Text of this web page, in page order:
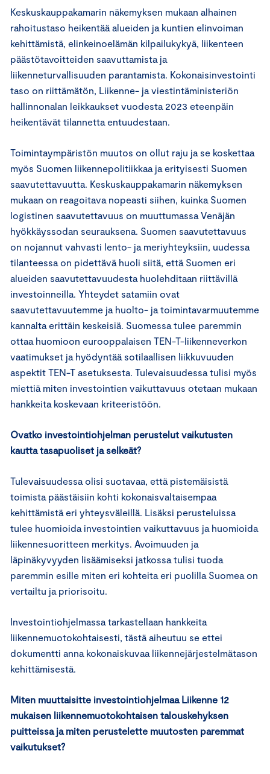
Keskuskauppakamarin näkemyksen mukaan alhainen
rahoitustaso heikentää alueiden ja kuntien elinvoiman
kehittämistä, elinkeinoelämän kilpailukykyä, liikenteen
päästötavoitteiden saavuttamista ja
liikenneturvallisuuden parantamista. Kokonaisinvestointi
taso on riittämätön, Liikenne- ja viestintäministeriön
hallinnonalan leikkaukset vuodesta 2023 eteenpäin
heikentävät tilannetta entuudestaan.
Toimintaympäristön muutos on ollut raju ja se koskettaa
myös Suomen liikennepolitiikkaa ja erityisesti Suomen
saavutettavuutta. Keskuskauppakamarin näkemyksen
mukaan on reagoitava nopeasti siihen, kuinka Suomen
logistinen saavutettavuus on muuttumassa Venäjän
hyökkäyssodan seurauksena. Suomen saavutettavuus
on nojannut vahvasti lento- ja meriyhteyksiin, uudessa
tilanteessa on pidettävä huoli siitä, että Suomen eri
alueiden saavutettavuudesta huolehditaan riittävillä
investoinneilla. Yhteydet satamiin ovat
saavutettavuutemme ja huolto- ja toimintavarmuutemme
kannalta erittäin keskeisiä. Suomessa tulee paremmin
ottaa huomioon eurooppalaisen TEN-T-liikenneverkon
vaatimukset ja hyödyntää sotilaallisen liikkuvuuden
aspektit TEN-T asetuksesta. Tulevaisuudessa tulisi myös
miettiä miten investointien vaikuttavuus otetaan mukaan
hankkeita koskevaan kriteeristöön.
Ovatko investointiohjelman perustelut vaikutusten
kautta tasapuoliset ja selkeät?
Tulevaisuudessa olisi suotavaa, että pistemäisistä
toimista päästäisiin kohti kokonaisvaltaisempaa
kehittämistä eri yhteysväleillä. Lisäksi perusteluissa
tulee huomioida investointien vaikuttavuus ja huomioida
liikennesuoritteen merkitys. Avoimuuden ja
läpinäkyvyyden lisäämiseksi jatkossa tulisi tuoda
paremmin esille miten eri kohteita eri puolilla Suomea on
vertailtu ja priorisoitu.
Investointiohjelmassa tarkastellaan hankkeita
liikennemuotokohtaisesti, tästä aiheutuu se ettei
dokumentti anna kokonaiskuvaa liikennejärjestelmätason
kehittämisestä.
Miten muuttaisitte investointiohjelmaa Liikenne 12
mukaisen liikennemuotokohtaisen talouskehyksen
puitteissa ja miten perustelette muutosten paremmat
vaikutukset?